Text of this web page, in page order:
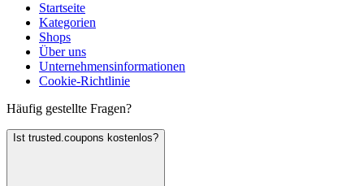
Startseite
Kategorien
Shops
Über uns
Unternehmensinformationen
Cookie-Richtlinie
Häufig gestellte Fragen?
Ist trusted.coupons kostenlos?